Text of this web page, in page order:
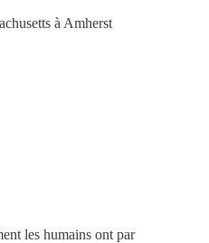
à Amherst
les humains ont par